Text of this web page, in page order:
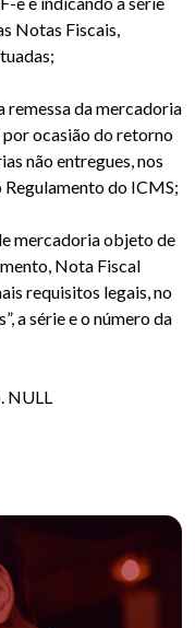
Notas Fiscais,
remessa da mercadoria
ocasião do retorno
não entregues, nos
Regulamento do ICMS;
mercadoria objeto de
Nota Fiscal
requisitos legais, no
a série e o número da
NULL